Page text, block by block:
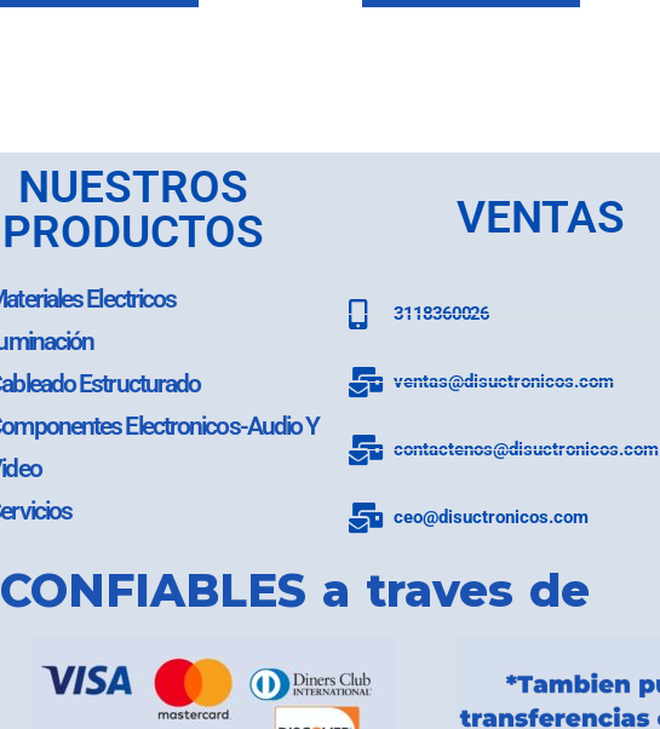
NUESTROS
PRODUCTOS
Electricos
Estructurado
Electronicos-Audio Y
VENTAS
3118360026
ventas@disuctronicos.com
contactenos@disuctronicos.com
ceo@disuctronicos.com
a traves de